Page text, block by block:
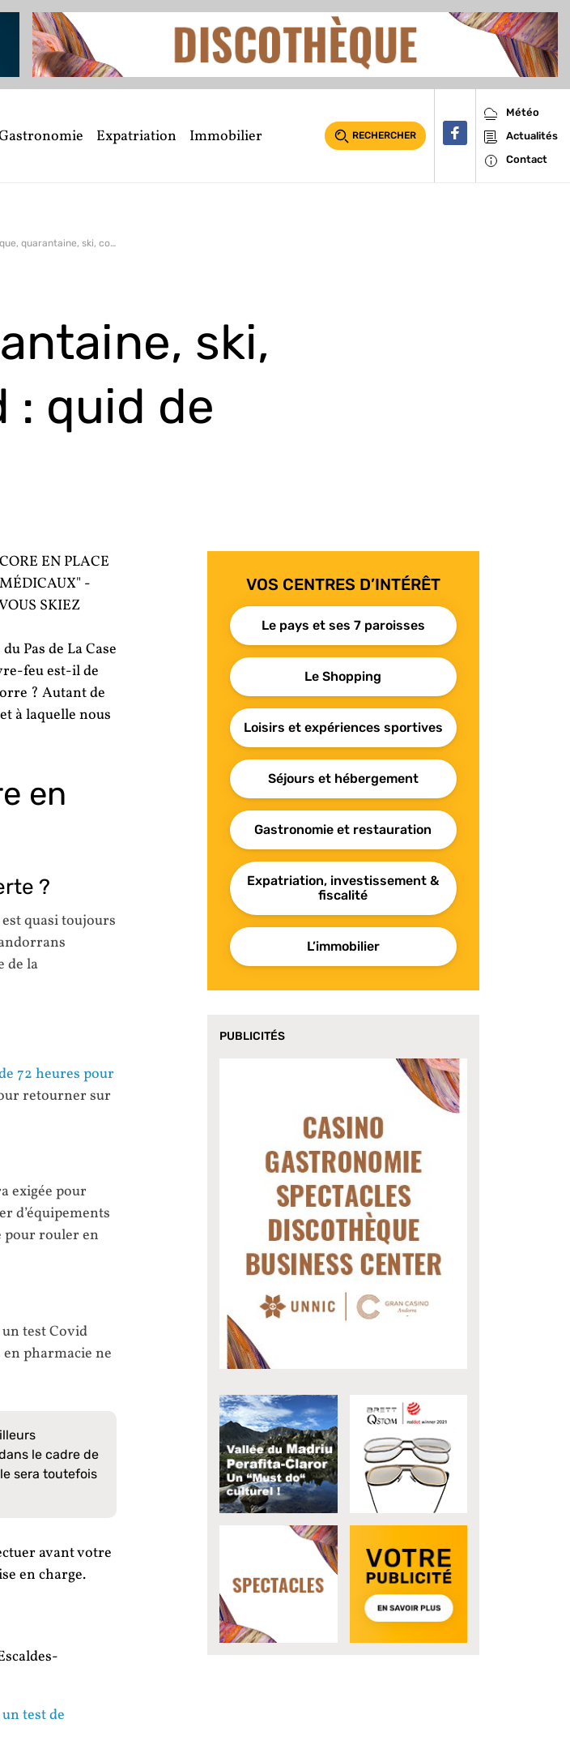
Expatriation Immobilier RECHERCHER
Météo
Actualités
Contact
Test, masque, quarantaine, ski, confinement, Covid : quid de l’Andorre
ski,
: quid de
EN PLACE
-
SKIEZ
Pas de La Case
feu est-il de
? Autant de
à laquelle nous
en
?
quasi toujours
de la
72 heures pour
retourner sur
exigée pour
d’équipements
pour rouler en
un test Covid
pharmacie ne
le cadre de
sera toutefois
avant votre
en charge.
test de
VOS CENTRES D’INTÉRÊT
Le pays et ses 7 paroisses
Le Shopping
Loisirs et expériences sportives
Séjours et hébergement
Gastronomie et restauration
Expatriation, investissement &
fiscalité
L’immobilier
PUBLICITÉS